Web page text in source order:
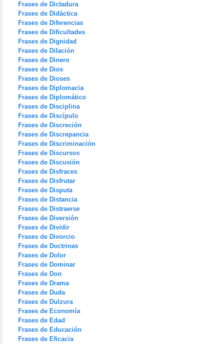
Frases de Dictadura
Frases de Didáctica
Frases de Diferencias
Frases de Dificultades
Frases de Dignidad
Frases de Dilación
Frases de Dinero
Frases de Dios
Frases de Dioses
Frases de Diplomacia
Frases de Diplomático
Frases de Disciplina
Frases de Discípulo
Frases de Discreción
Frases de Discrepancia
Frases de Discriminación
Frases de Discursos
Frases de Discusión
Frases de Disfraces
Frases de Disfrutar
Frases de Disputa
Frases de Distancia
Frases de Distraerse
Frases de Diversión
Frases de Dividir
Frases de Divorcio
Frases de Doctrinas
Frases de Dolor
Frases de Dominar
Frases de Don
Frases de Drama
Frases de Duda
Frases de Dulzura
Frases de Economía
Frases de Edad
Frases de Educación
Frases de Eficacia